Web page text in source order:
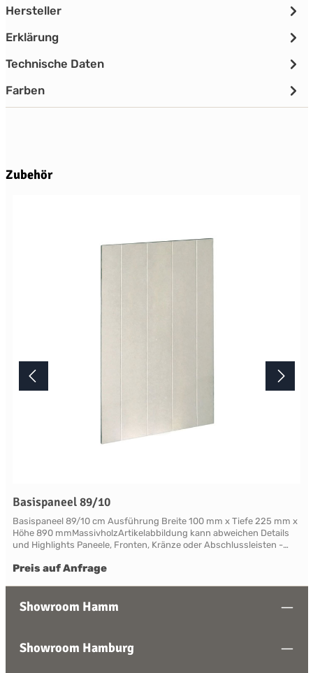
Hersteller
Erklärung
Technische Daten
Farben
Produktgalerie überspringen
Zubehör
Basispaneel 89/10
Basispaneel 89/10 cm Ausführung Breite 100 mm x Tiefe 225 mm x
Höhe 890 mmMassivholzArtikelabbildung kann abweichen Details
und Highlights Paneele, Fronten, Kränze oder Abschlussleisten -
Modellen mit variablen Ausstattungen und DimensionenNahezu
Service Die Palette der eleganten, handwerklichen Lackfarben von
mischen. Jedes Möbelstück von Neptune kann in Ihrem
Wunschfarbton aus der Neptune Farbkollektion gestrichen werden -
Preis auf Anfrage
Showroom Hamm
Showroom Hamburg